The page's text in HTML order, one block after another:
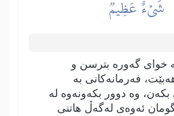
شَيۡءٌ عَظِيمٞ
خوای گەورە بترسن و
فەرمانەکانی بە
وە دوور بکەونەوە لە
ئەوەی لەگەڵ ھاتنی